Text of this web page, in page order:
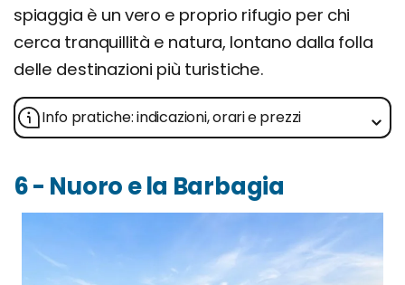
spiaggia è un vero e proprio rifugio per chi
cerca tranquillità e natura, lontano dalla folla
delle destinazioni più turistiche.
Info pratiche: indicazioni, orari e prezzi
6 - Nuoro e la Barbagia